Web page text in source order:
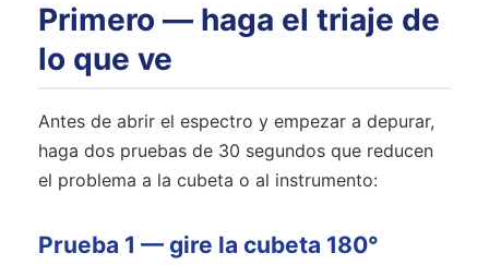
Primero — haga el triaje de
lo que ve
Antes de abrir el espectro y empezar a depurar,
haga dos pruebas de 30 segundos que reducen
el problema a la cubeta o al instrumento:
Prueba 1 — gire la cubeta 180°